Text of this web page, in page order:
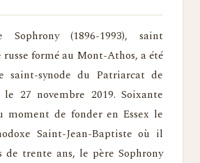
Sophrony (1896-1993), saint
formé au Mont-Athos, a été
saint-synode du Patriarcat de
27 novembre 2019. Soixante
moment de fonder en Essex le
Saint-Jean-Baptiste où il
trente ans, le père Sophrony